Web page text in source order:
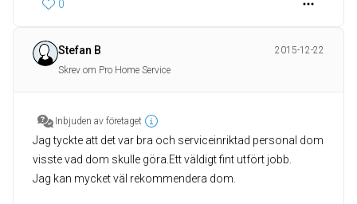
0
Stefan B
2015-12-22
Skrev om Pro Home Service
Inbjuden av företaget
Jag tyckte att det var bra och serviceinriktad personal dom
visste vad dom skulle göra.Ett väldigt fint utfört jobb.
Jag kan mycket väl rekommendera dom.